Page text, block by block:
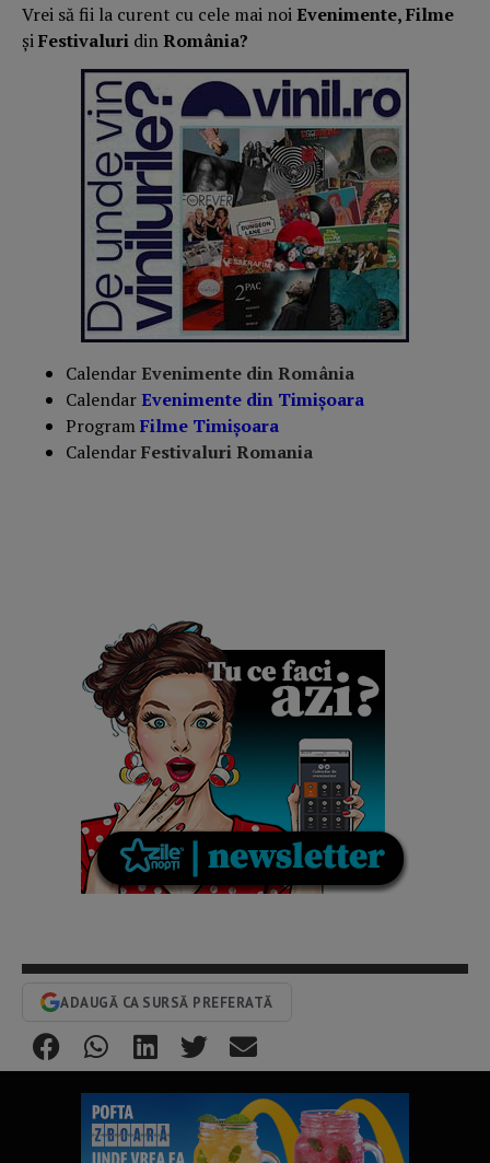
Vrei să fii la curent cu cele mai noiEvenimente, Filme
șiFestivaluri dinRomânia?
Calendar Evenimente din România
CalendarEvenimente din Timișoara
ProgramFilme Timișoara
CalendarFestivaluri Romania
ADAUGĂ CA SURSĂ PREFERATĂ